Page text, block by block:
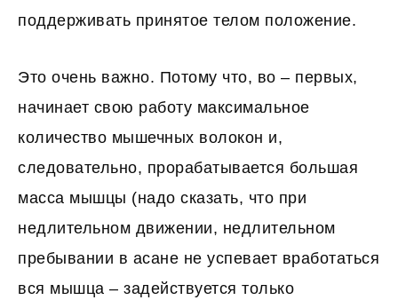
поддерживать принятое телом положение.
Это очень важно. Потому что, во – первых,
начинает свою работу максимальное
количество мышечных волокон и,
следовательно, прорабатывается большая
масса мышцы (надо сказать, что при
недлительном движении, недлительном
пребывании в асане не успевает вработаться
вся мышца – задействуется только